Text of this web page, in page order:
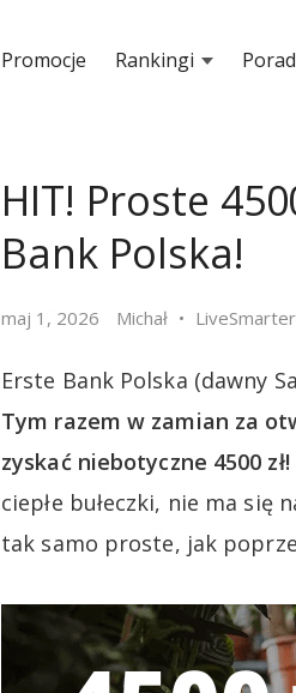
Promocje Rankingi
HIT! Proste
Bank Polska!
maj 1, 2026 Michał LiveSmarter
Erste Bank Polska (dawny
Tym razem w zamian za
zyskać niebotyczne 4500 zł!
ciepłe bułeczki, nie ma się
tak samo proste, jak